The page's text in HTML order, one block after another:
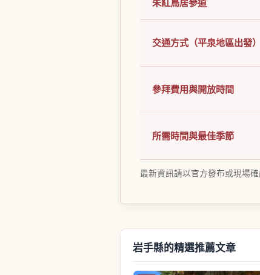
朱紅鳥居參道
交通方式（平泉地區出發）
參拜費用與開放時間
所需時間與最佳季節
最新資訊請以官方發布或現場確
岩手縣的精選推薦文章